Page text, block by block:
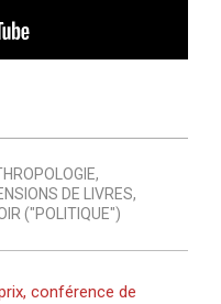
,
DE LIVRES,
("POLITIQUE")
conférence de